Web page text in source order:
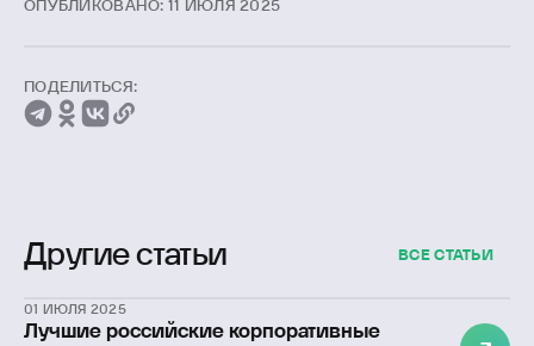
ОПУБЛИКОВАНО: 11 ИЮЛЯ 2025
ПОДЕЛИТЬСЯ:
Другие статьи ВСЕ СТАТЬИ
01 ИЮЛЯ 2025
Лучшие российские корпоративные